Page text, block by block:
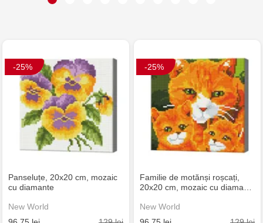
-25%
Panseluțe, 20x20 cm, mozaic
cu diamante
New World
-25%
Familie de motănși roșcați,
20x20 cm, mozaic cu diama…
New World